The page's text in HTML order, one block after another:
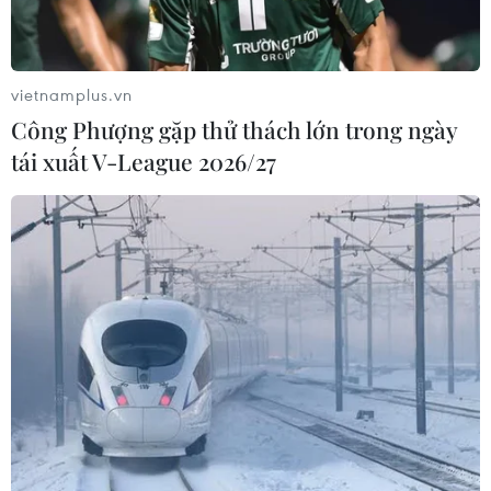
triển khai tốt, hiệu quả ứng dụng quản lý công
dân vùng dịch theo chỉ đạo của Thủ tướng
Chính phủ tại Công văn số 5320/VPCP-KSTT
ngày 04/8/2021 của Văn phòng Chính phủ.
Các địa phương khi ban hành theo thẩm quyền
các quy đinh về phòng, chống dịch, nhất là vấn
đề đi lại của người dân, giao thông, lưu thông
hàng hóa, cần cân nhắc kỹ lưỡng cách làm, thời
điểm thực hiện, đánh giá tác động, chuẩn bị
truyền thông... phải bảo đảm hiệu lực, hiệu quả,
phù hợp với yêu cầu phòng, chống dịch theo quy
định chung và diễn biến dịch bệnh trên địa
bàn. Trường hợp cần thiết thì báo cáo xin ý kiến
Ban Chỉ đạo phòng, chống dịch cấp trên trực
tiếp.
vietnamplus.vn
Công Phượng gặp thử thách lớn trong ngày
tái xuất V-League 2026/27